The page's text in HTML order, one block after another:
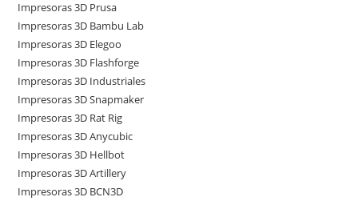
Impresoras 3D Prusa
Impresoras 3D Bambu Lab
Impresoras 3D Elegoo
Impresoras 3D Flashforge
Impresoras 3D Industriales
Impresoras 3D Snapmaker
Impresoras 3D Rat Rig
Impresoras 3D Anycubic
Impresoras 3D Hellbot
Impresoras 3D Artillery
Impresoras 3D BCN3D